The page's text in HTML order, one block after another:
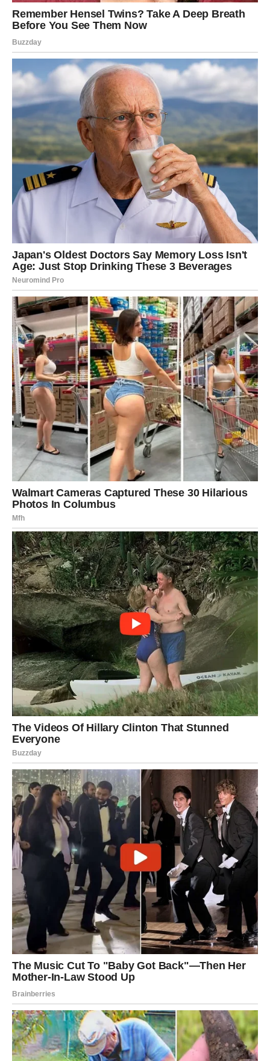
Finansije i posao donose razlog
za optimizam
Iako će emocije dominirati većim delom vikenda, jedna
informacija vezana za posao ili novac mogla bi vam vratiti
osmeh na lice.
Moguće je da ćete dobiti obećanje koje će uskoro biti
ispunjeno ili ćete saznati da vas očekuje finansijski
dobitak koji će rešiti problem koji vas već neko vreme
opterećuje.
Nemojte donositi ishitrene odluke. Sve što sada budete
radili sa strpljenjem doneće mnogo bolje rezultate nego
što očekujete.
Nešto jako bitno događa se na
samom kraju vikenda
Baš kada budete pomislili da se sve završilo, dogodiće se
trenutak koji će ostati duboko urezan u vašem sećanju.
Jedna odluka menja naredni period vašeg
života
Na kraju vikenda shvatićete da više ne želite da živite na
isti način kao do sada.
Odlučićete da zatvorite vrata ljudima koji vas iscrpljuju, da
više cenite sebe i da konačno stavite sopstvenu sreću na
prvo mesto.
To neće biti laka odluka, ali će biti jedna od najvažnijih
koje ste doneli u poslednje vreme.
Sudbina će vas nagraditi upravo zbog hrabrosti da
presečete ono što vas je dugo sputavalo.